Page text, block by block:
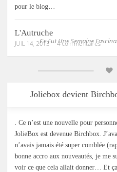
pour le blog…
Ce Fut Une Semaine
L'Autruche
JUIL 14, 2013 4 commentaires
Joliebox devient
. Ce n’est une nouvelle pour
JolieBox est devenue Birchbox.
n’avais jamais été super comblée
bonne accro aux nouveautés, je me
voir ce que cela allait donner… Et